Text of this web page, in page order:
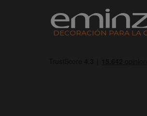
DECORACIÓN PARA LA